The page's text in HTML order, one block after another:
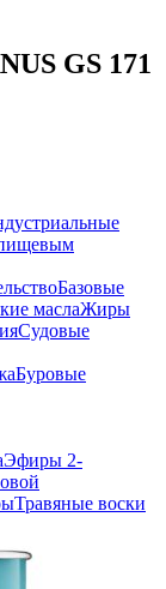
GS 171
Базовые
маслаЖиры
Судовые
Буровые
Эфиры 2-
Травяные воски